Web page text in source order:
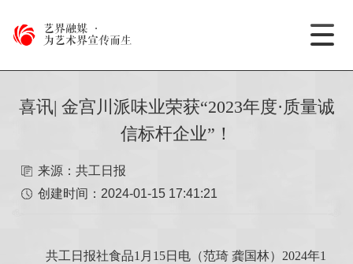
艺界融媒
·
为艺术界宣传而生
喜讯| 金宫川派味业荣获“2023年度·质量诚
信标杆企业”！
来源：共工日报
创建时间： 2024-01-15 17:41:21
共工日报社食品1月15日电（范琦 龚国林）2024年1